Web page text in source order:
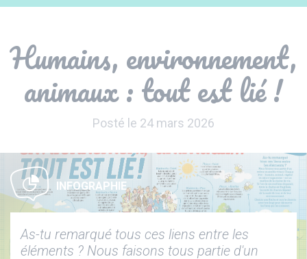
Humains, environnement,
animaux : tout est lié !
Posté le 24 mars 2026
INFOGRAPHIE
As-tu remarqué tous ces liens entre les
éléments ? Nous faisons tous partie d'un
Panneau de gestion des cookies